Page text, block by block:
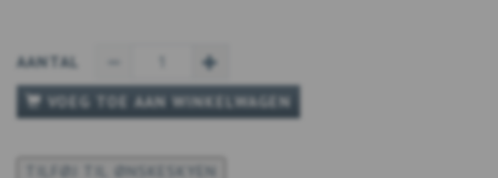
AANTAL
VOEG TOE AAN WINKELWAGEN
TILFØJ TIL ØNSKESKYEN